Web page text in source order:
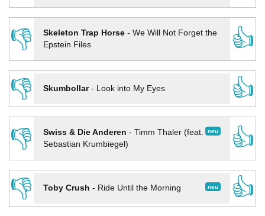
👎 Skeleton Trap Horse- We Will Not Forget the
Epstein Files
👍
👎
Skumbollar- Look into My Eyes
👍
👎
neu
Swiss & Die Anderen - Timm Thaler (feat.
Sebastian Krumbiegel)
👍
👎
neu
Toby Crush - Ride Until the Morning
👍